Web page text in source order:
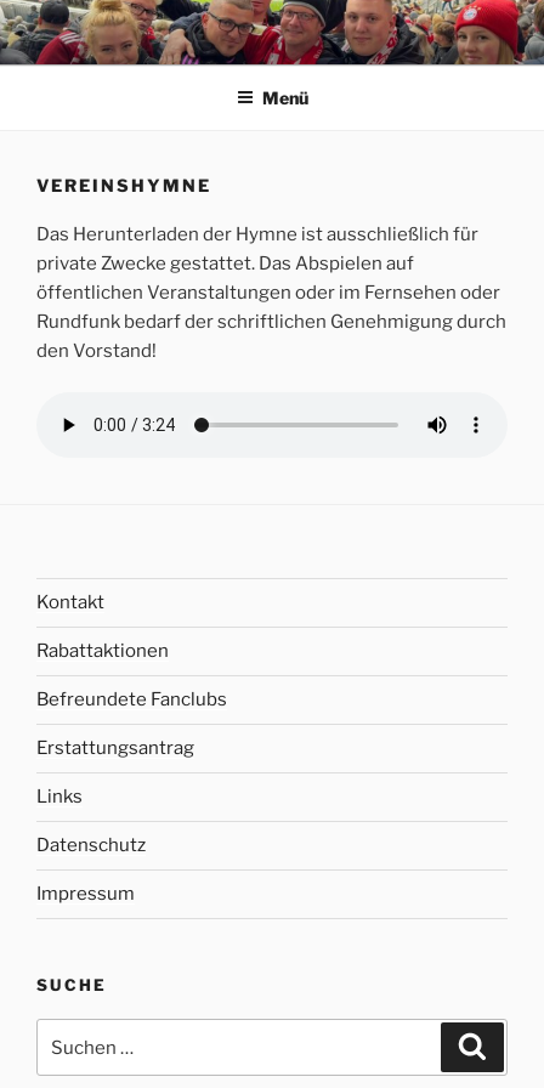
Zum
Inhalt
springenERFORDIA BAVARIA E.V.
Herzlich Willkommen auf der Homepage des Erfurter FC Bayern
Menü
VEREINSHYMNE
Das Herunterladen der Hymne ist ausschließlich für
private Zwecke gestattet. Das Abspielen auf
öffentlichen Veranstaltungen oder im Fernsehen oder
Rundfunk bedarf der schriftlichen Genehmigung durch
den Vorstand!
Kontakt
Rabattaktionen
Befreundete Fanclubs
Erstattungsantrag
Links
Datenschutz
Impressum
SUCHE
nach: